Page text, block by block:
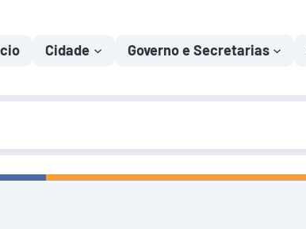
Cidade Governo e Secretarias